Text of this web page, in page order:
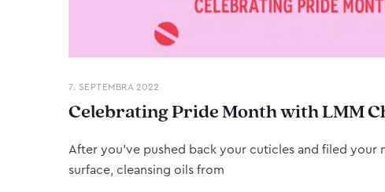
7. SEPTEMBRA 2022
Celebrating Pride Month with LMM
After you’ve pushed back your cuticles and filed your
surface, cleansing oils from